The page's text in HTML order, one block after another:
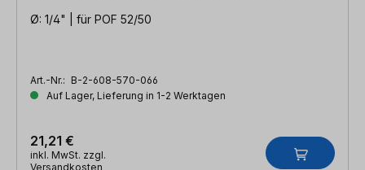
Ø: 1/4" | für POF 52/50
Art.-Nr.: B-2-608-570-066
Auf Lager, Lieferung in 1-2 Werktagen
21,21 €
inkl. MwSt. zzgl.
Versandkosten